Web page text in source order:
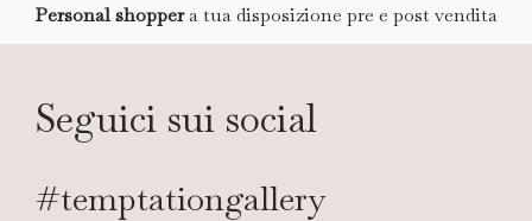
Personal shoppera tua disposizione pre e post vendita
Seguici sui social
#temptationgallery